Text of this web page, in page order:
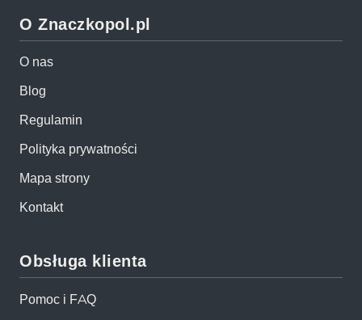
O Znaczkopol.pl
O nas
Blog
Regulamin
Polityka prywatności
Mapa strony
Kontakt
Obsługa klienta
Pomoc i FAQ